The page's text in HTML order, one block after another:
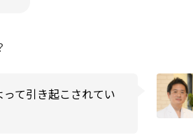
て引き起こされてい